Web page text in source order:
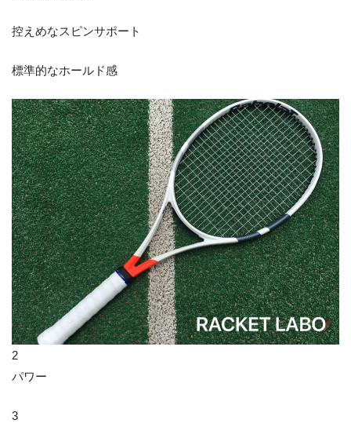
控えめなスピンサポート
標準的なホールド感
2
パワー
3